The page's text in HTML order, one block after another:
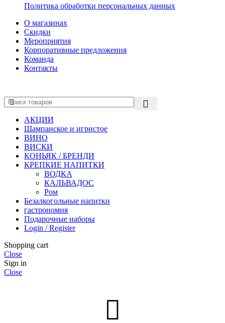
Политика обработки персональных данных
О магазинах
Скидки
Мероприятия
Корпоративные предложения
Команда
Контакты
АКЦИИ
Шампанское и игристое
ВИНО
ВИСКИ
КОНЬЯК / БРЕНДИ
КРЕПКИЕ НАПИТКИ
ВОДКА
КАЛЬВАДОС
Ром
Безалкогольные напитки
гастрономия
Подарочные наборы
Login / Register
Shopping cart
Close
Sign in
Close